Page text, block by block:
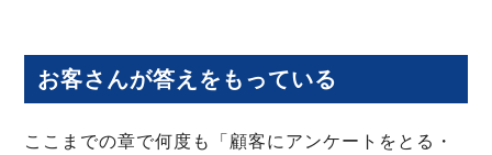
お客さんが答えをもっている
ここまでの章で何度も「顧客にアンケートをとる・